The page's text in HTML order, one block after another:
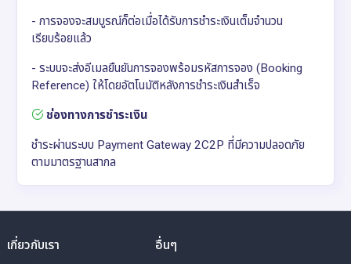
- การจองจะสมบูรณ์ก็ต่อเมื่อได้รับการชำระเงินเต็มจำนวน
เรียบร้อยแล้ว
- ระบบจะส่งอีเมลยืนยันการจองพร้อมรหัสการจอง (Booking
Reference) ให้โดยอัตโนมัติหลังการชำระเงินสำเร็จ
ช่องทางการชำระเงิน
ชำระผ่านระบบ Payment Gateway 2C2P ที่มีความปลอดภัย
ตามมาตรฐานสากล
เกี่ยวกับเรา อื่นๆ